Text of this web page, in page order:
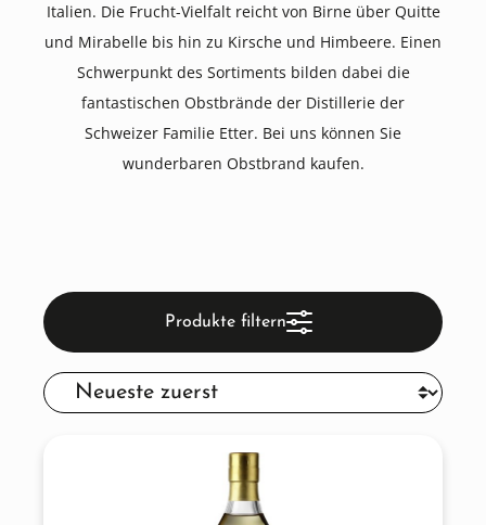
Italien. Die Frucht-Vielfalt reicht von Birne über Quitte
und Mirabelle bis hin zu Kirsche und Himbeere. Einen
Schwerpunkt des Sortiments bilden dabei die
fantastischen Obstbrände der Distillerie der
Schweizer Familie Etter. Bei uns können Sie
wunderbaren Obstbrand kaufen.
Produkte filtern